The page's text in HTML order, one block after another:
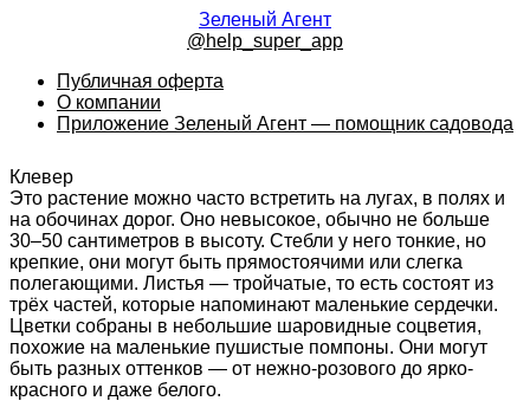
Зеленый Агент
@help_super_app
Публичная оферта
О компании
Приложение Зеленый Агент — помощник садовода
Клевер
Это растение можно часто встретить на лугах, в полях и
на обочинах дорог. Оно невысокое, обычно не больше
30–50 сантиметров в высоту. Стебли у него тонкие, но
крепкие, они могут быть прямостоячими или слегка
полегающими. Листья — тройчатые, то есть состоят из
трёх частей, которые напоминают маленькие сердечки.
Цветки собраны в небольшие шаровидные соцветия,
похожие на маленькие пушистые помпоны. Они могут
быть разных оттенков — от нежно-розового до ярко-
красного и даже белого.